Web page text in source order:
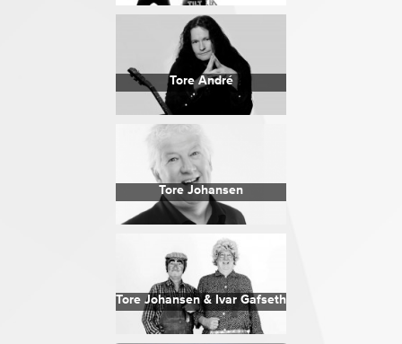
Tore André
Tore Johansen
Tore Johansen & Ivar Gafseth